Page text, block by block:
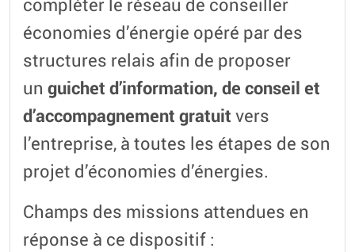
économies d’énergie opéré par des
structures relais afin de proposer
un guichet d’information, de conseil et
d’accompagnement gratuit vers
l’entreprise, à toutes les étapes de son
projet d’économies d’énergies.
Champs des missions attendues en
réponse à ce dispositif :